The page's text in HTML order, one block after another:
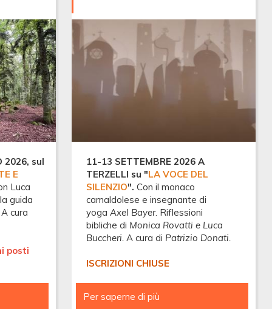
2026, sul
E
Luca
guida
cura
posti
11-13 SETTEMBRE 2026 A
TERZELLI su "LA VOCE DEL
SILENZIO". Con il monaco
camaldolese e insegnante di
yogaAxel Bayer. Riflessioni
bibliche di Monica Rovatti e Luca
Buccheri. A cura di Patrizio Donati.
ISCRIZIONI CHIUSE
Per saperne di più